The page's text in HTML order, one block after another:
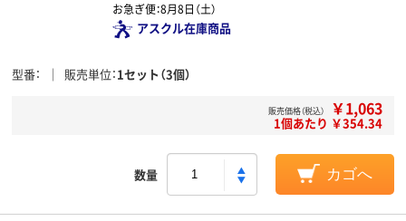
お急ぎ便：8月8日（土）
アスクル在庫商品
型番 販売単位 1セット（3個）
販売価格（税込） ￥1,063
1個あたり ￥354.34
数量 カゴへ